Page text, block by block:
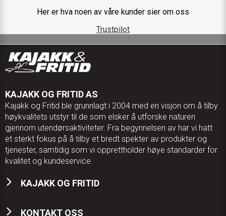
Her er hva noen av våre kunder sier om oss
Trustpilot
KAJAKK OG FRITID AS
Kajakk og Fritid ble grunnlagt i 2004 med en visjon om å tilby
høykvalitets utstyr til de som elsker å utforske naturen
gjennom utendørsaktiviteter. Fra begynnelsen av har vi hatt
et sterkt fokus på å tilby et bredt spekter av produkter og
tjenester, samtidig som vi opprettholder høye standarder for
kvalitet og kundeservice.
KAJAKK OG FRITID
KONTAKT OSS